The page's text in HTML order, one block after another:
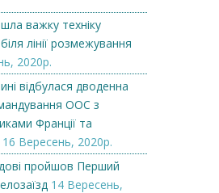
важку техніку
лінії розмежування
2020р.
відбулася дводенна
ООС з
Франції та
16 Вересень, 2020р.
пройшов Перший
14 Вересень,